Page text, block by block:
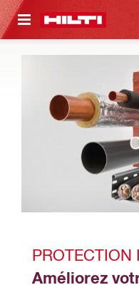
PROTECTION
Améliorez